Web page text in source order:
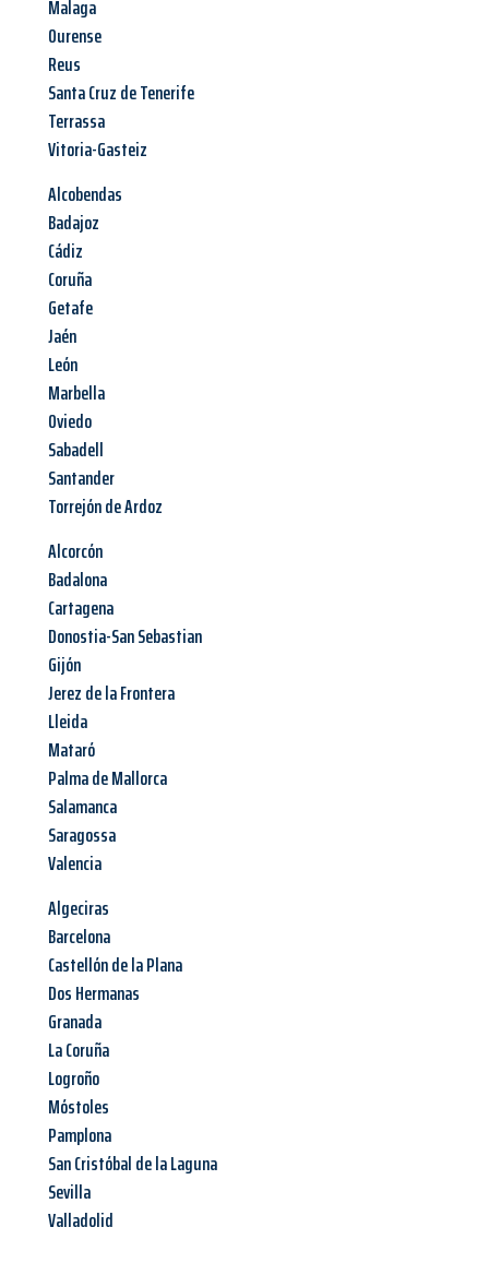
Malaga
Ourense
Reus
Santa Cruz de Tenerife
Terrassa
Vitoria-Gasteiz
Alcobendas
Badajoz
Cádiz
Coruña
Getafe
Jaén
León
Marbella
Oviedo
Sabadell
Santander
Torrejón de Ardoz
Alcorcón
Badalona
Cartagena
Donostia-San Sebastian
Gijón
Jerez de la Frontera
Lleida
Mataró
Palma de Mallorca
Salamanca
Saragossa
Valencia
Algeciras
Barcelona
Castellón de la Plana
Dos Hermanas
Granada
La Coruña
Logroño
Móstoles
Pamplona
San Cristóbal de la Laguna
Sevilla
Valladolid